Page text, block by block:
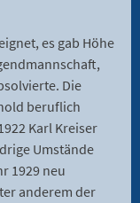
es gab Höhe
Die
beruflich
Karl Kreiser
Umstände
1929 neu
anderem der